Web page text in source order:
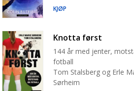
KJØP
Knotta først
144 år med jenter,
fotball
Tom Stalsberg og Erle
Sørheim